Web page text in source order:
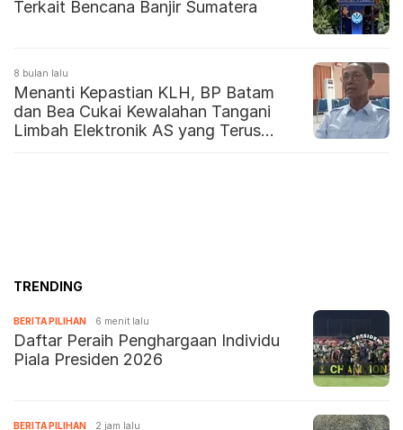
Terkait Bencana Banjir Sumatera
8 bulan lalu
Menanti Kepastian KLH, BP Batam
dan Bea Cukai Kewalahan Tangani
Limbah Elektronik AS yang Terus
TRENDING
BERITA PILIHAN 6 menit lalu
Daftar Peraih Penghargaan Individu
Piala Presiden 2026
BERITA PILIHAN 2 jam lalu